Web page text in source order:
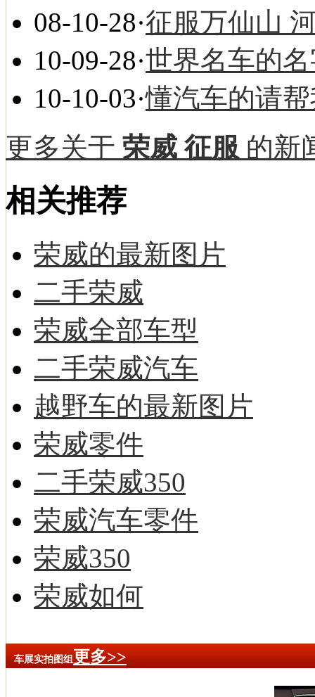
08-10-28·征服万仙山
10-09-28·世界名车的
10-10-03·懂汽车的请
更多关于 荣威 征服 的新
相关推荐
荣威的最新图片
二手荣威
荣威全部车型
二手荣威汽车
越野车的最新图片
荣威零件
二手荣威350
荣威汽车零件
荣威350
荣威如何
车展实拍图组更多>>